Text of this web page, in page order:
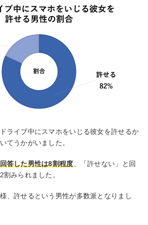
ライブ中にスマホをいじる彼女を許せるか
てうかがいました。
答した男性は8割程度、「許せない」と回
みられました。
、許せるという男性が多数派となりまし